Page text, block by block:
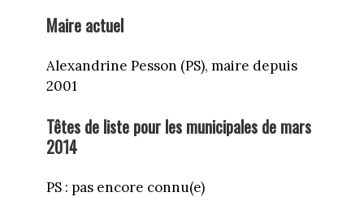
Maire actuel
Alexandrine Pesson (PS), maire depuis
2001
Têtes de liste pour les municipales de mars
2014
PS : pas encore connu(e)